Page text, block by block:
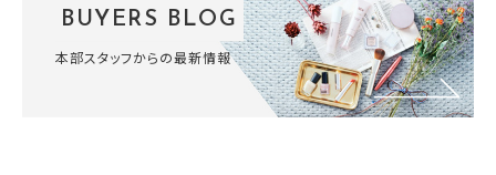
BUYERS BLOG
本部スタッフからの最新情報